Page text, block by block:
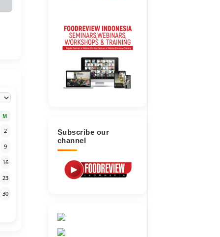
Subscribe our
channel
M
2
9
16
23
30